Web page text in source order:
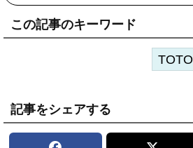
この記事のキーワード
TOTO
記事をシェアする